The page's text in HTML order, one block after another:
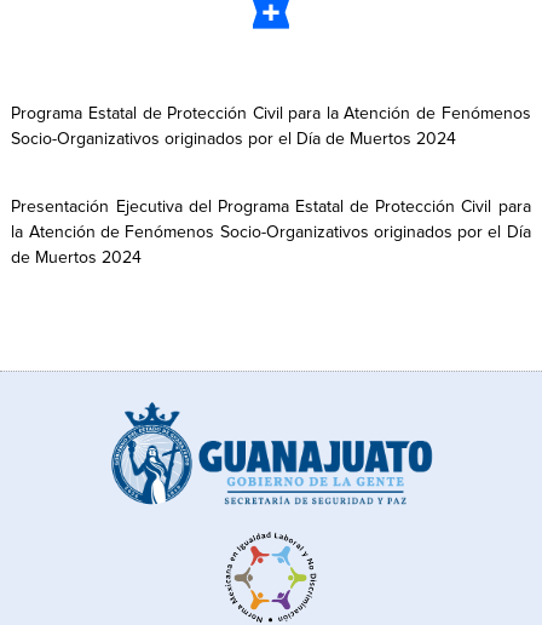
Programa Estatal de Protección Civil para la Atención de Fenómenos
Socio-Organizativos originados por el Día de Muertos 2024
Presentación Ejecutiva del Programa Estatal de Protección Civil para
la Atención de Fenómenos Socio-Organizativos originados por el Día
de Muertos 2024